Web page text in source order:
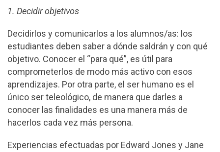
1. Decidir objetivos
Decidirlos y comunicarlos a los alumnos/as: los
estudiantes deben saber a dónde saldrán y con qué
objetivo. Conocer el “para qué”, es útil para
comprometerlos de modo más activo con esos
aprendizajes. Por otra parte, el ser humano es el
único ser teleológico, de manera que darles a
conocer las finalidades es una manera más de
hacerlos cada vez más persona.
Experiencias efectuadas por Edward Jones y Jane